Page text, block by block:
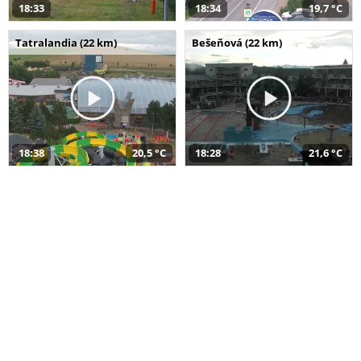
18:33 18:34 19,7 °C
Tatralandia (22 km)
18:38 20,5 °C
Bešeňová (22 km)
18:28 21,6 °C